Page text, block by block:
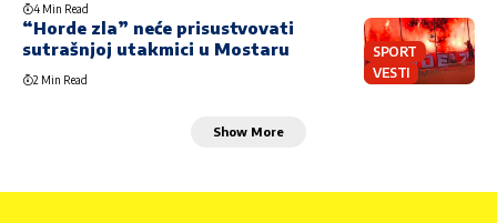
4 Min Read
SPORT
VESTI
“Horde zla” neće prisustvovati
sutrašnjoj utakmici u Mostaru
2 Min Read
Show More